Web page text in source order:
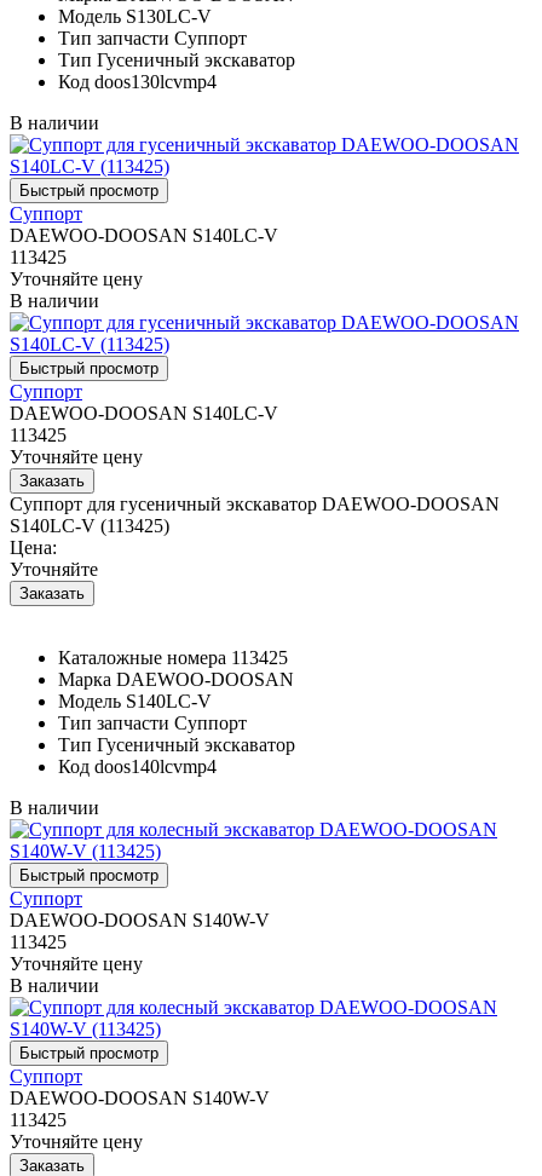
Модель S130LC-V
Тип запчасти Суппорт
Тип Гусеничный экскаватор
Код doos130lcvmp4
В наличии
Суппорт
DAEWOO-DOOSAN S140LC-V
113425
Уточняйте цену
В наличии
Суппорт
DAEWOO-DOOSAN S140LC-V
113425
Уточняйте цену
Суппорт для гусеничный экскаватор DAEWOO-DOOSAN
S140LC-V (113425)
Цена:
Уточняйте
Каталожные номера 113425
Марка DAEWOO-DOOSAN
Модель S140LC-V
Тип запчасти Суппорт
Тип Гусеничный экскаватор
Код doos140lcvmp4
В наличии
Суппорт
DAEWOO-DOOSAN S140W-V
113425
Уточняйте цену
В наличии
Суппорт
DAEWOO-DOOSAN S140W-V
113425
Уточняйте цену